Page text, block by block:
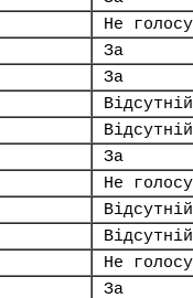
Не
За
За
Відсутній
Відсутній
За
Не
Відсутній
Відсутній
Не
За